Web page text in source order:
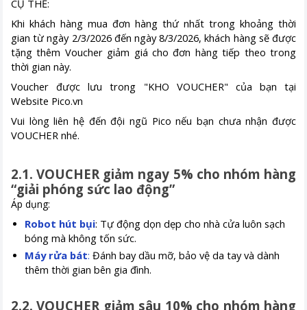
CỤ THỂ:
Khi khách hàng mua đơn hàng thứ nhất trong khoảng thời
gian từ ngày 2/3/2026 đến ngày 8/3/2026, khách hàng sẽ được
tặng thêm Voucher giảm giá cho đơn hàng tiếp theo trong
thời gian này.
Voucher được lưu trong "KHO VOUCHER" của bạn tại
Website Pico.vn
Vui lòng liên hệ đến đội ngũ Pico nếu bạn chưa nhận được
VOUCHER nhé.
2.1. VOUCHER giảm ngay 5% cho nhóm hàng
“giải phóng sức lao động”
Áp dụng:
Robot hút bụi: Tự động dọn dẹp cho nhà cửa luôn sạch
bóng mà không tốn sức.
Máy rửa bát: Đánh bay dầu mỡ, bảo vệ da tay và dành
thêm thời gian bên gia đình.
2.2. VOUCHER giảm sâu 10% cho nhóm hàng